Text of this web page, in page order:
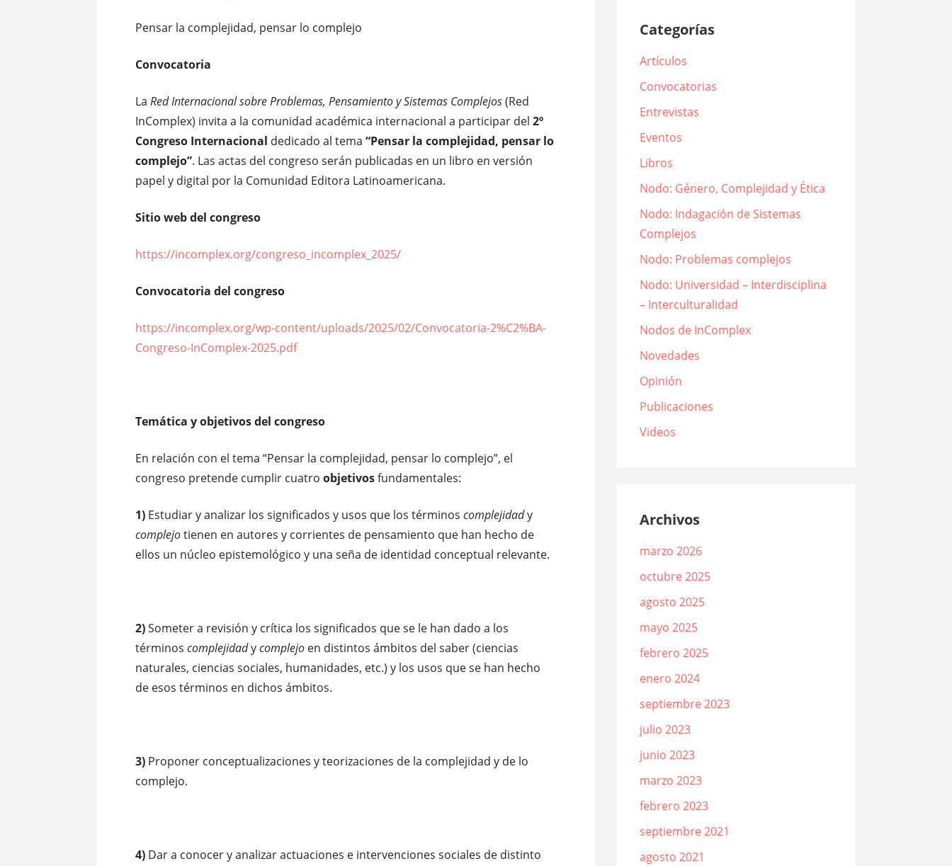
Pensar la complejidad, pensar lo complejo
Convocatoria
LaRed Internacional sobre Problemas, Pensamiento y Sistemas Complejos(Red
InComplex) invita a la comunidad académica internacional a participar del2º
Congreso Internacional dedicado al tema“Pensar la complejidad, pensar lo
complejo”. Las actas del congreso serán publicadas en un libro en versión
papel y digital por la Comunidad Editora Latinoamericana.
Sitio web del congreso
https://incomplex.org/congreso_incomplex_2025/
Convocatoria del congreso
https://incomplex.org/wp-content/uploads/2025/02/Convocatoria-2%C2%BA-
Congreso-InComplex-2025.pdf
Temática y objetivos del congreso
En relación con el tema “Pensar la complejidad, pensar lo complejo”, el
congreso pretende cumplir cuatroobjetivosfundamentales:
1) Estudiar y analizar los significados y usos que los términoscomplejidady
complejotienen en autores y corrientes de pensamiento que han hecho de
ellos un núcleo epistemológico y una seña de identidad conceptual relevante.
2)Someter a revisión y crítica los significados que se le han dado a los
términoscomplejidadycomplejo en distintos ámbitos del saber (ciencias
naturales, ciencias sociales, humanidades, etc.) y los usos que se han hecho
de esos términos en dichos ámbitos.
3) Proponer conceptualizaciones y teorizaciones de la complejidad y de lo
complejo.
4) Dar a conocer y analizar actuaciones e intervenciones sociales de distinto
Categorías
Artículos
Convocatorias
Entrevistas
Eventos
Libros
Nodo: Género, Complejidad y Ética
Nodo: Indagación de Sistemas
Complejos
Nodo: Problemas complejos
Nodo: Universidad – Interdisciplina
– Interculturalidad
Nodos de InComplex
Novedades
Opinión
Publicaciones
Videos
Archivos
marzo 2026
octubre 2025
agosto 2025
mayo 2025
febrero 2025
enero 2024
septiembre 2023
julio 2023
junio 2023
marzo 2023
febrero 2023
septiembre 2021
agosto 2021